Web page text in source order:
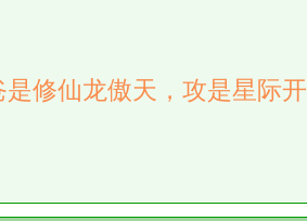
修仙龙傲天，攻是星际